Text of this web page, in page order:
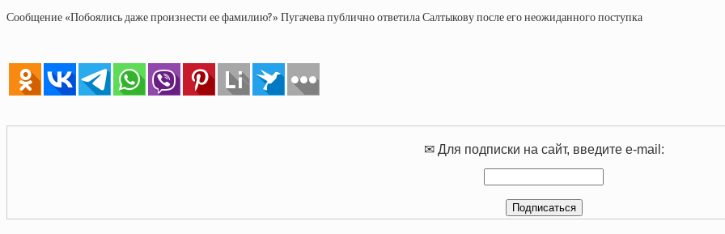
Сообщение «Побоялись даже произнести ее фамилию?» Пугачева публично ответила Салтыкову после его неожиданного поступка
✉ Для подписки на сайт, введите e-mail: